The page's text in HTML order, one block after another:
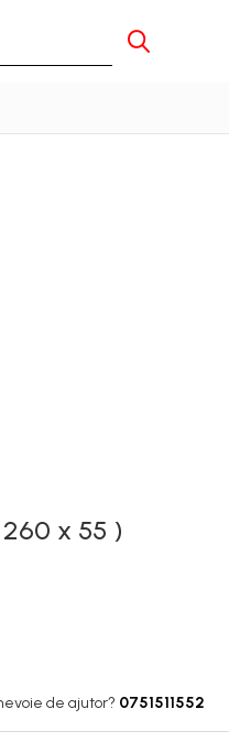
260 x 55 )
de ajutor? 0751511552